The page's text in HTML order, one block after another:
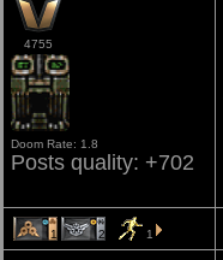
4755
Doom Rate: 1.8
Posts quality: +702
1 2 1